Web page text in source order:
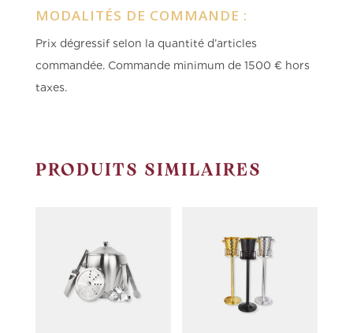
MODALITÉS DE COMMANDE :
Prix dégressif selon la quantité d’articles
commandée. Commande minimum de 1500 € hors
taxes.
PRODUITS SIMILAIRES